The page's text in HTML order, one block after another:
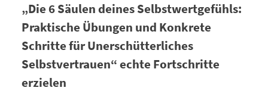
„Die 6 Säulen deines Selbstwertgefühls:
Praktische Übungen und Konkrete
Schritte für Unerschütterliches
Selbstvertrauen“ echte Fortschritte
erzielen